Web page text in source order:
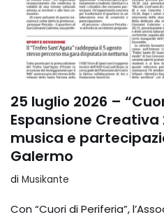
25 luglio 2026 –
Espansione
musica e
Galermo
di Musikante
Con “Cuori di Periferia”,